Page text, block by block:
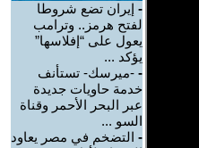
- إيران تضع شروطا
لفتح هرمز.. وترامب
يعول على “إفلاسها”
يؤكد ...
- -ميرسك- تستأنف
خدمة حاويات جديدة
عبر البحر الأحمر وقناة
السو ...
- التضخم في مصر يعاود